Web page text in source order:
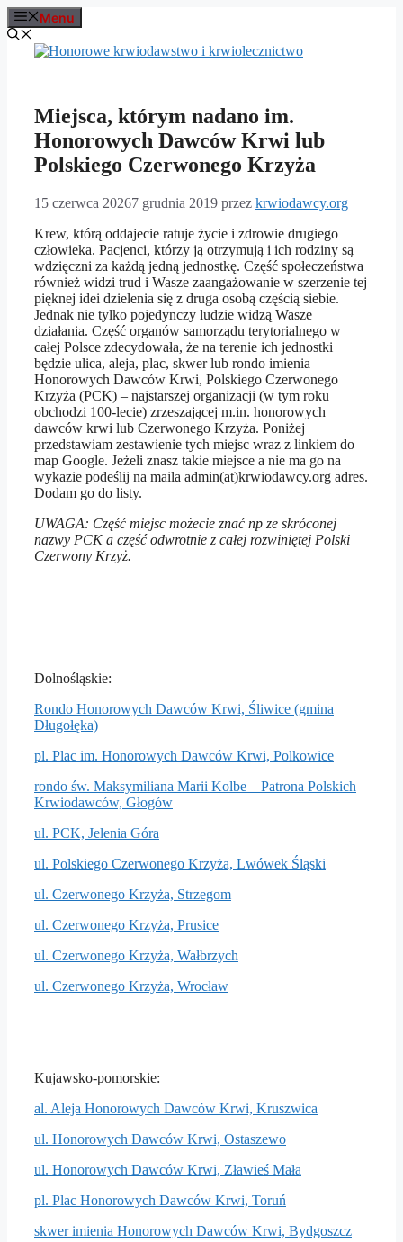
Przejdź
do
treści
Menu
Miejsca, którym nadano im.
Honorowych Dawców Krwi lub
Polskiego Czerwonego Krzyża
15 czerwca 20267 grudnia 2019 przez krwiodawcy.org
Krew, którą oddajecie ratuje życie i zdrowie drugiego
człowieka. Pacjenci, którzy ją otrzymują i ich rodziny są
wdzięczni za każdą jedną jednostkę. Część społeczeństwa
również widzi trud i Wasze zaangażowanie w szerzenie tej
pięknej idei dzielenia się z druga osobą częścią siebie.
Jednak nie tylko pojedynczy ludzie widzą Wasze
działania. Część organów samorządu terytorialnego w
całej Polsce zdecydowała, że na terenie ich jednostki
będzie ulica, aleja, plac, skwer lub rondo imienia
Honorowych Dawców Krwi, Polskiego Czerwonego
Krzyża (PCK) – najstarszej organizacji (w tym roku
obchodzi 100-lecie) zrzeszającej m.in. honorowych
dawców krwi lub Czerwonego Krzyża. Poniżej
przedstawiam zestawienie tych miejsc wraz z linkiem do
map Google. Jeżeli znasz takie miejsce a nie ma go na
wykazie podeślij na maila admin(at)krwiodawcy.org adres.
Dodam go do listy.
UWAGA: Część miejsc możecie znać np ze skróconej
nazwy PCK a część odwrotnie z całej rozwiniętej Polski
Czerwony Krzyż.
Dolnośląskie:
Rondo Honorowych Dawców Krwi, Śliwice (gmina
Długołęka)
pl. Plac im. Honorowych Dawców Krwi, Polkowice
rondo św. Maksymiliana Marii Kolbe – Patrona Polskich
Krwiodawców, Głogów
ul. PCK, Jelenia Góra
ul. Polskiego Czerwonego Krzyża, Lwówek Śląski
ul. Czerwonego Krzyża, Strzegom
ul. Czerwonego Krzyża, Prusice
ul. Czerwonego Krzyża, Wałbrzych
ul. Czerwonego Krzyża, Wrocław
Kujawsko-pomorskie:
al. Aleja Honorowych Dawców Krwi, Kruszwica
ul. Honorowych Dawców Krwi, Ostaszewo
ul. Honorowych Dawców Krwi, Zławieś Mała
pl. Plac Honorowych Dawców Krwi, Toruń
skwer imienia Honorowych Dawców Krwi, Bydgoszcz